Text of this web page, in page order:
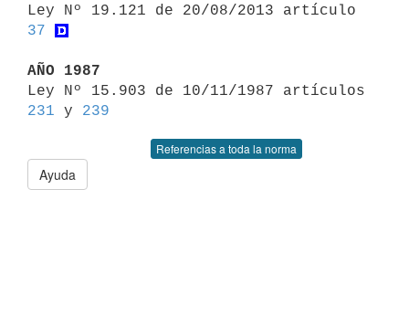
37
AÑO 1987
231 y 239
Referencias a toda la norma
Ayuda